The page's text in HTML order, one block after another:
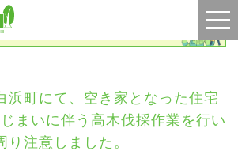
町にて、空き家となった住宅
まいに伴う高木伐採作業を行い
り注意しました。